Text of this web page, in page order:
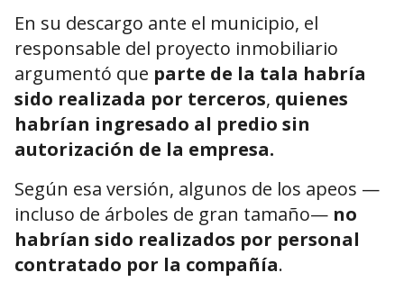
En su descargo ante el municipio, el
responsable del proyecto inmobiliario
argumentó que parte de la tala habría
sido realizada por terceros, quienes
habrían ingresado al predio sin
autorización de la empresa.
Según esa versión, algunos de los apeos —
incluso de árboles de gran tamaño— no
habrían sido realizados por personal
contratado por la compañía.